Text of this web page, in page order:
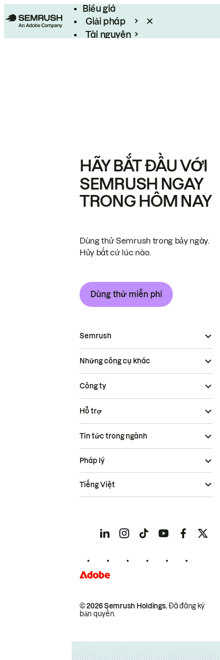
Biểu giá
Giải pháp
Tài nguyên
HÃY BẮT ĐẦU VỚI
SEMRUSH NGAY
TRONG HÔM NAY
Dùng thử Semrush trong bảy ngày.
Hủy bất cứ lúc nào.
Dùng thử miễn phí
Semrush
Những công cụ khác
Công ty
Hỗ trợ
Tin tức trong ngành
© 2026 Semrush Holdings.Đã đăng ký
bản quyền.
Pháp lý
Tiếng Việt